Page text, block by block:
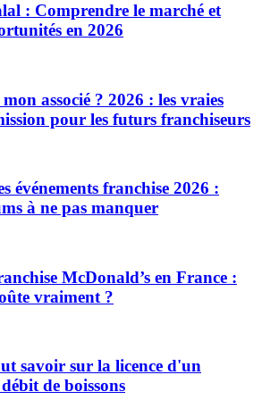
: Comprendre le marché et
en 2026
associé ? 2026 : les vraies
pour les futurs franchiseurs
événements franchise 2026 :
à ne pas manquer
McDonald’s en France :
vraiment ?
savoir sur la licence d'un
de boissons